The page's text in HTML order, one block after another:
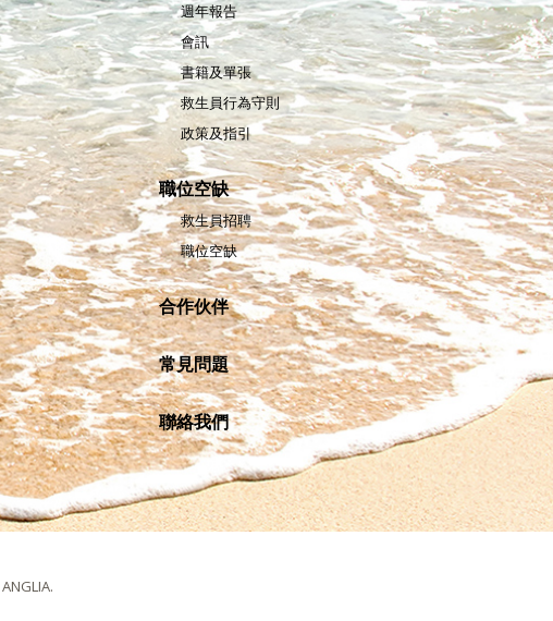
週年報告
會訊
書籍及單張
救生員行為守則
政策及指引
職位空缺
救生員招聘
職位空缺
合作伙伴
常見問題
聯絡我們
ANGLIA.